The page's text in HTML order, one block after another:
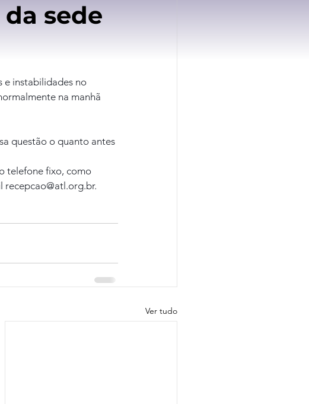
sede
e instabilidades no
na manhã
questão o quanto antes
telefone fixo, como
recepcao@atl.org.br.
Ver tudo